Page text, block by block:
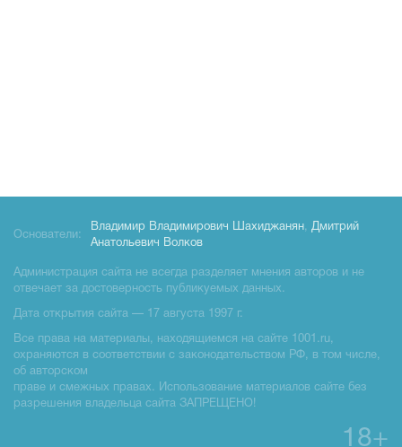
Основатели:
Владимир Владимирович Шахиджанян, Дмитрий
Анатольевич Волков
Администрация сайта не всегда разделяет мнения авторов и не
отвечает за достоверность публикуемых данных.
Дата открытия сайта — 17 августа 1997 г.
Все права на материалы, находящиемся на сайте 1001.ru,
охраняются в соответствии с законодательством РФ, в том числе,
об авторском
праве и смежных правах. Использование материалов сайте без
разрешения владельца сайта ЗАПРЕЩЕНО!
18+